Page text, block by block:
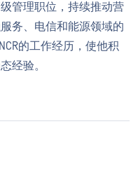
管理职位，持续推动营
务、电信和能源领域的
的工作经历，使他积
经验。